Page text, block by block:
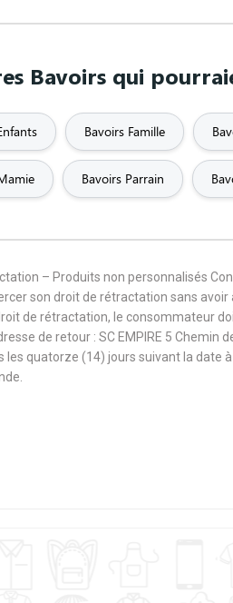
Bavoirs qui
Bavoirs Famille
Bavoirs Parrain
– Produits non personnalisés
son droit de rétractation sans
de rétractation, le consommateur
de retour : SC EMPIRE 5
les quatorze (14) jours suivant la date